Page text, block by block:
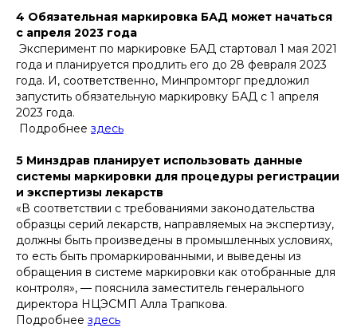
4 Обязательная маркировка БАД может начаться
с апреля 2023 года
Эксперимент по маркировке БАД стартовал 1 мая 2021
года и планируется продлить его до 28 февраля 2023
года. И, соответственно, Минпромторг предложил
запустить обязательную маркировку БАД с 1 апреля
2023 года.
Подробнее здесь
5 Минздрав планирует использовать данные
системы маркировки для процедуры регистрации
и экспертизы лекарств
«В соответствии с требованиями законодательства
образцы серий лекарств, направляемых на экспертизу,
должны быть произведены в промышленных условиях,
то есть быть промаркированными, и выведены из
обращения в системе маркировки как отобранные для
контроля», — пояснила заместитель генерального
директора НЦЭСМП Алла Трапкова.
Подробнее здесь